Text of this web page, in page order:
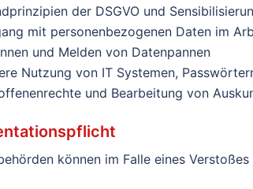
der DSGVO und
mit personenbezogenen Daten im
und Melden von Datenpannen
Nutzung von IT Systemen,
und Bearbeitung von
können im Falle eines